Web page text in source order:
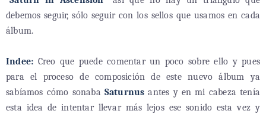
debemos seguir, sólo seguir con los sellos que usamos en cada
álbum.
Indee: Creo que puede comentar un poco sobre ello y pues
para el proceso de composición de este nuevo álbum ya
sabíamos cómo sonaba Saturnus antes y en mi cabeza tenía
esta idea de intentar llevar más lejos ese sonido esta vez y